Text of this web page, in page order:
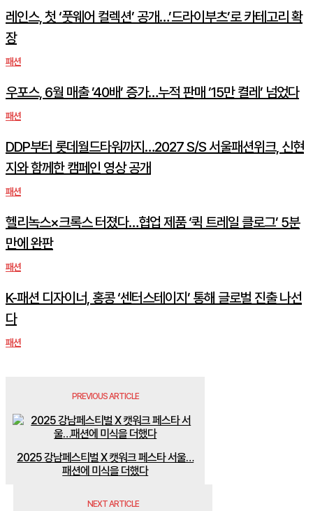
레인스, 첫 ‘풋웨어 컬렉션’ 공개…’드라이부츠’로 카테고리 확
장
패션
우포스, 6월 매출 ’40배’ 증가…누적 판매 ’15만 켤레’ 넘었다
패션
DDP부터 롯데월드타워까지…2027 S/S 서울패션위크, 신현
지와 함께한 캠페인 영상 공개
패션
헬리녹스×크록스 터졌다…협업 제품 ‘퀵 트레일 클로그’ 5분
만에 완판
패션
K-패션 디자이너, 홍콩 ‘센터스테이지’ 통해 글로벌 진출 나선
다
패션
PREVIOUS ARTICLE
2025 강남페스티벌 X 캣워크 페스타 서울…
패션에 미식을 더했다
NEXT ARTICLE